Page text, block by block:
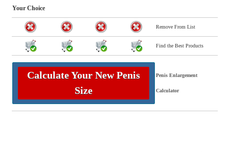
Your Choice
Remove From List
Find the Best Products
Penis Enlargement
Calculator
Calculate Your New Penis
Size